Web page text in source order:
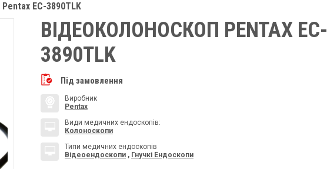
EC-3890TLK
ВІДЕОКОЛОНОСКОП PENTAX EC-
3890TLK
Під замовлення
Виробник
Pentax
Види медичних ендоскопів:
Колоноскопи
Типи медичних ендоскопів
Відеоендоскопи , Гнучкі Ендоскопи